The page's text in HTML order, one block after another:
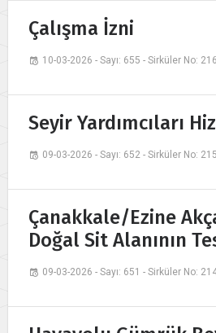
Çalışma İzni
10-03-2026 - Sayı: 655 - Sirküler No: 216
Seyir Yardımcıları
09-03-2026 - Sayı: 652 - Sirküler No: 215
Çanakkale/Ezine
Doğal Sit Alanının
09-03-2026 - Sayı: 651 - Sirküler No: